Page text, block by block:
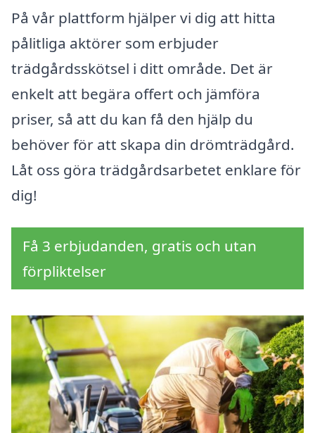
På vår plattform hjälper vi dig att hitta
pålitliga aktörer som erbjuder
trädgårdsskötsel i ditt område. Det är
enkelt att begära offert och jämföra
priser, så att du kan få den hjälp du
behöver för att skapa din drömträdgård.
Låt oss göra trädgårdsarbetet enklare för
dig!
Få 3 erbjudanden, gratis och utan
förpliktelser